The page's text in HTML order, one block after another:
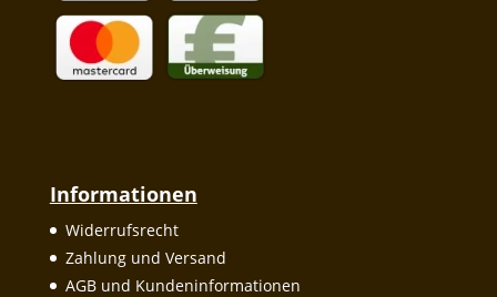
Informationen
Widerrufsrecht
Zahlung und Versand
AGB und Kundeninformationen